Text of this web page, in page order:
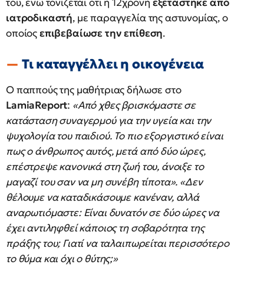
ιατροδικαστή, με παραγγελία της αστυνομίας, ο
οποίοςεπιβεβαίωσε την επίθεση.
Τι καταγγέλλει η οικογένεια
Ο παππούς της μαθήτριας δήλωσε στο
LamiaReport: «Από χθες βρισκόμαστε σε
κατάσταση συναγερμού για την υγεία και την
ψυχολογία του παιδιού. Το πιο εξοργιστικό είναι
πως ο άνθρωπος αυτός, μετά από δύο ώρες,
επέστρεψε κανονικά στη ζωή του, άνοιξε το
μαγαζί του σαν να μη συνέβη τίποτα». «Δεν
θέλουμε να καταδικάσουμε κανέναν, αλλά
αναρωτιόμαστε: Είναι δυνατόν σε δύο ώρες να
έχει αντιληφθεί κάποιος τη σοβαρότητα της
πράξης του; Γιατί να ταλαιπωρείται περισσότερο
το θύμα και όχι ο θύτης;»